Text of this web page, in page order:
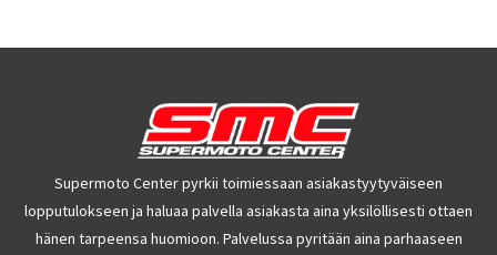
Supermoto Center pyrkii toimiessaan asiakastyytyväiseen
lopputulokseen ja haluaa palvella asiakasta aina yksilöllisesti ottaen
hänen tarpeensa huomioon. Palvelussa pyritään aina parhaaseen